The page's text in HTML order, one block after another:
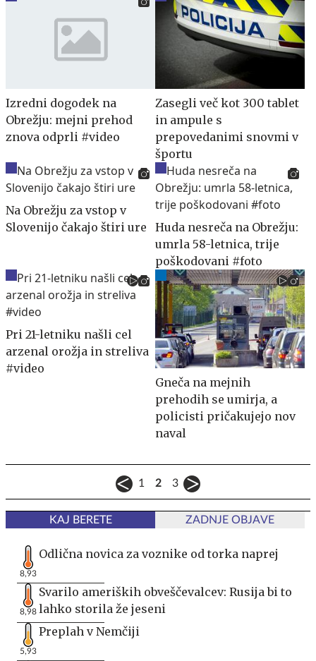
Izredni dogodek na
Obrežju: mejni prehod
znova odprli #video
Zasegli več kot 300 tablet
in ampule s
prepovedanimi snovmi v
športu
Na Obrežju za vstop v
Slovenijo čakajo štiri ure
Huda nesreča na Obrežju:
umrla 58-letnica, trije
poškodovani #foto
Pri 21-letniku našli cel
arzenal orožja in streliva
#video
Gneča na mejnih
prehodih se umirja, a
policisti pričakujejo nov
naval
1 2 3
KAJ BERETE ZADNJE OBJAVE
8,93
Odlična novica za voznike od torka naprej
8,98
Svarilo ameriških obveščevalcev: Rusija bi to
lahko storila že jeseni
5,93
Preplah v Nemčiji